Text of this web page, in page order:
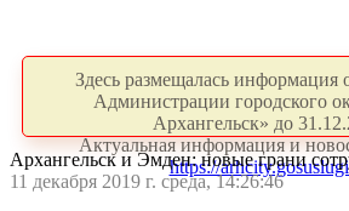
Здесь размещалась информация
Администрации городского
Архангельск» до
Актуальная информация и
https://
Архангельск и Эмден: новые грани
11 декабря 2019 г. среда, 14:26:46